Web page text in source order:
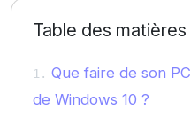
Table des matières
Que faire de son
de Windows 10 ?